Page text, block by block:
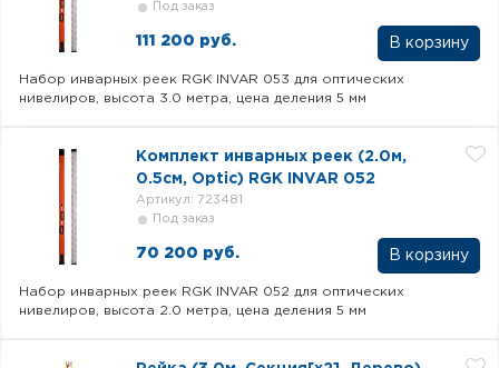
Под заказ
111 200 руб. В корзину
Набор инварных реек RGK INVAR 053 для оптических
нивелиров, высота 3.0 метра, цена деления 5 мм
Комплект инварных реек (2.0м,
0.5см, Optic) RGK INVAR 052
Под заказ
Артикул: 723481
70 200 руб. В корзину
Набор инварных реек RGK INVAR 052 для оптических
нивелиров, высота 2.0 метра, цена деления 5 мм